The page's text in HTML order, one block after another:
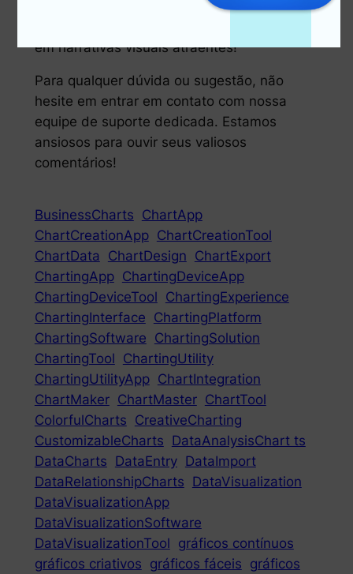
perfeita para dominar a arte dos gráficos de
em narrativas visuais atraentes!
Para qualquer dúvida ou sugestão, não
hesite em entrar em contato com nossa
equipe de suporte dedicada. Estamos
ansiosos para ouvir seus valiosos
comentários!
BusinessCharts ChartApp
ChartCreationApp ChartCreationTool
ChartData
ChartDesign ChartExport
ChartingApp ChartingDeviceApp
ChartingDeviceTool ChartingExperience
ChartingInterface ChartingPlatform
ChartingSoftware ChartingSolution
ChartingTool ChartingUtility
ChartingUtilityApp ChartIntegration
ChartMaker ChartMaster ChartTool
ColorfulCharts CreativeCharting
CustomizableCharts DataAnalysisChart ts
DataCharts DataEntry DataImport
DataRelationshipCharts DataVisualization
DataVisualizationApp
DataVisualizationSoftware
DataVisualizationTool gráficos contínuos
gráficos criativos gráficos fáceis gráficos